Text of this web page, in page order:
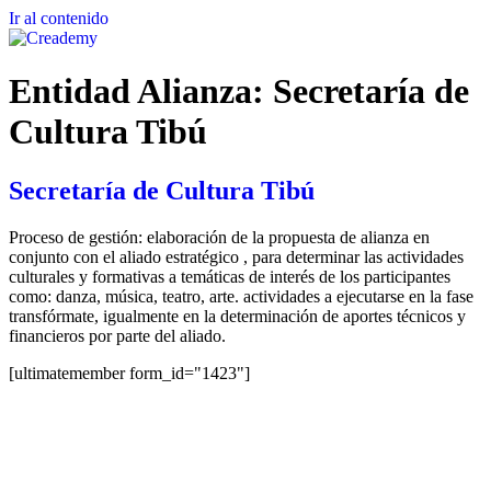
Ir al contenido
Entidad Alianza: Secretaría de
Cultura Tibú
Secretaría de Cultura Tibú
Proceso de gestión: elaboración de la propuesta de alianza en
conjunto con el aliado estratégico , para determinar las actividades
culturales y formativas a temáticas de interés de los participantes
como: danza, música, teatro, arte. actividades a ejecutarse en la fase
transfórmate, igualmente en la determinación de aportes técnicos y
financieros por parte del aliado.
[ultimatemember form_id="1423"]